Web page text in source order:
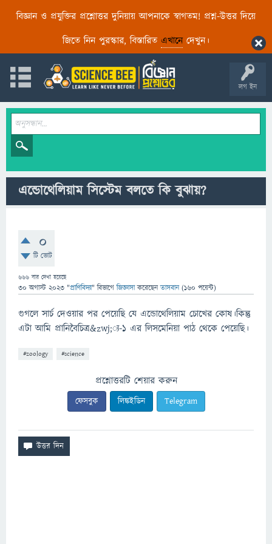
বিজ্ঞান ও প্রযুক্তির প্রশ্নোত্তর দুনিয়ায় আপনাকে স্বাগতম! প্রশ্ন-উত্তর দিয়ে
জিতে নিন পুরস্কার, বিস্তারিত এখানেদেখুন।
লগ ইন
এন্ডোথেলিয়াম সিস্টেম বলতে কি বুঝায়?
0
টি ভোট
666 বার দেখা হয়েছে
30 অগাস্ট 2023 "প্রাণিবিদ্যা" বিভাগে জিজ্ঞাসাকরেছেনতাসবান (160 পয়েন্ট)
গুগলে সার্চ দেওয়ার পর পেয়েছি যে এন্ডোথেলিয়াম চোখের কোষ।কিন্তু
এটা আমি প্রানিবৈচিত্র&zwj;্য-১ এর লিসমেনিয়া পাঠ থেকে পেয়েছি।
#zoology #science
প্রশ্নোত্তরটি শেয়ার করুন
ফেসবুক লিঙ্কইডিন Telegram